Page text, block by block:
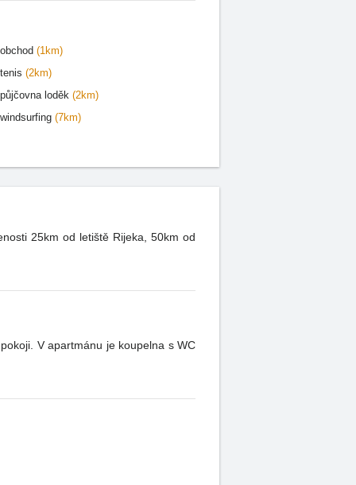
obchod (1km)
tenis (2km)
půjčovna loděk (2km)
windsurfing (7km)
25km od letiště Rijeka, 50km od
V apartmánu je koupelna s WC